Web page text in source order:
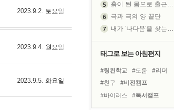
2023.9.2. 토요일
2023.9.4. 월요일
2023.9.5. 화요일
흙이 된 몸으로 출근하는 여자
극과 극의 양 끝단
내가 '나다움'을 찾는 길
처음 손을 잡았던 날
태그로 보는 아침편지
#링컨학교 #도움
#리더
#친구
#비전캠프
#바이러스
#독서캠프